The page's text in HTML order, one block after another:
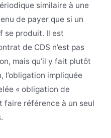
similaire à une
de payer que si un
se produit. Il est
de CDS n’est pas
mais qu’il y fait plutôt
l’obligation impliquée
« obligation de
faire référence à un seul